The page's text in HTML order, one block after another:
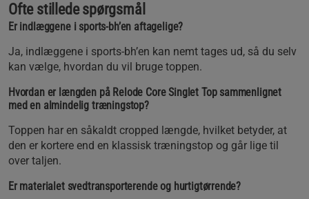
Ofte stillede spørgsmål
Er indlæggene i sports-bh’en aftagelige?
Ja, indlæggene i sports-bh’en kan nemt tages ud, så du selv
kan vælge, hvordan du vil bruge toppen.
Hvordan er længden på Relode Core Singlet Top sammenlignet
med en almindelig træningstop?
Toppen har en såkaldt cropped længde, hvilket betyder, at
den er kortere end en klassisk træningstop og går lige til
over taljen.
Er materialet svedtransporterende og hurtigtørrende?